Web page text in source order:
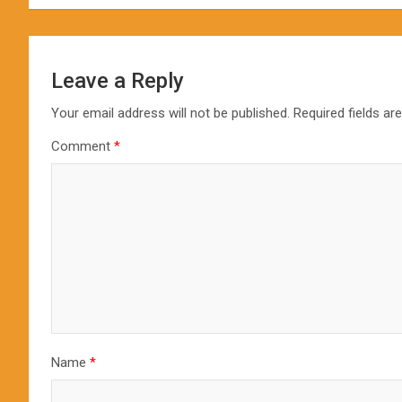
Leave a Reply
Your email address will not be published. Required fields
Comment *
Name *